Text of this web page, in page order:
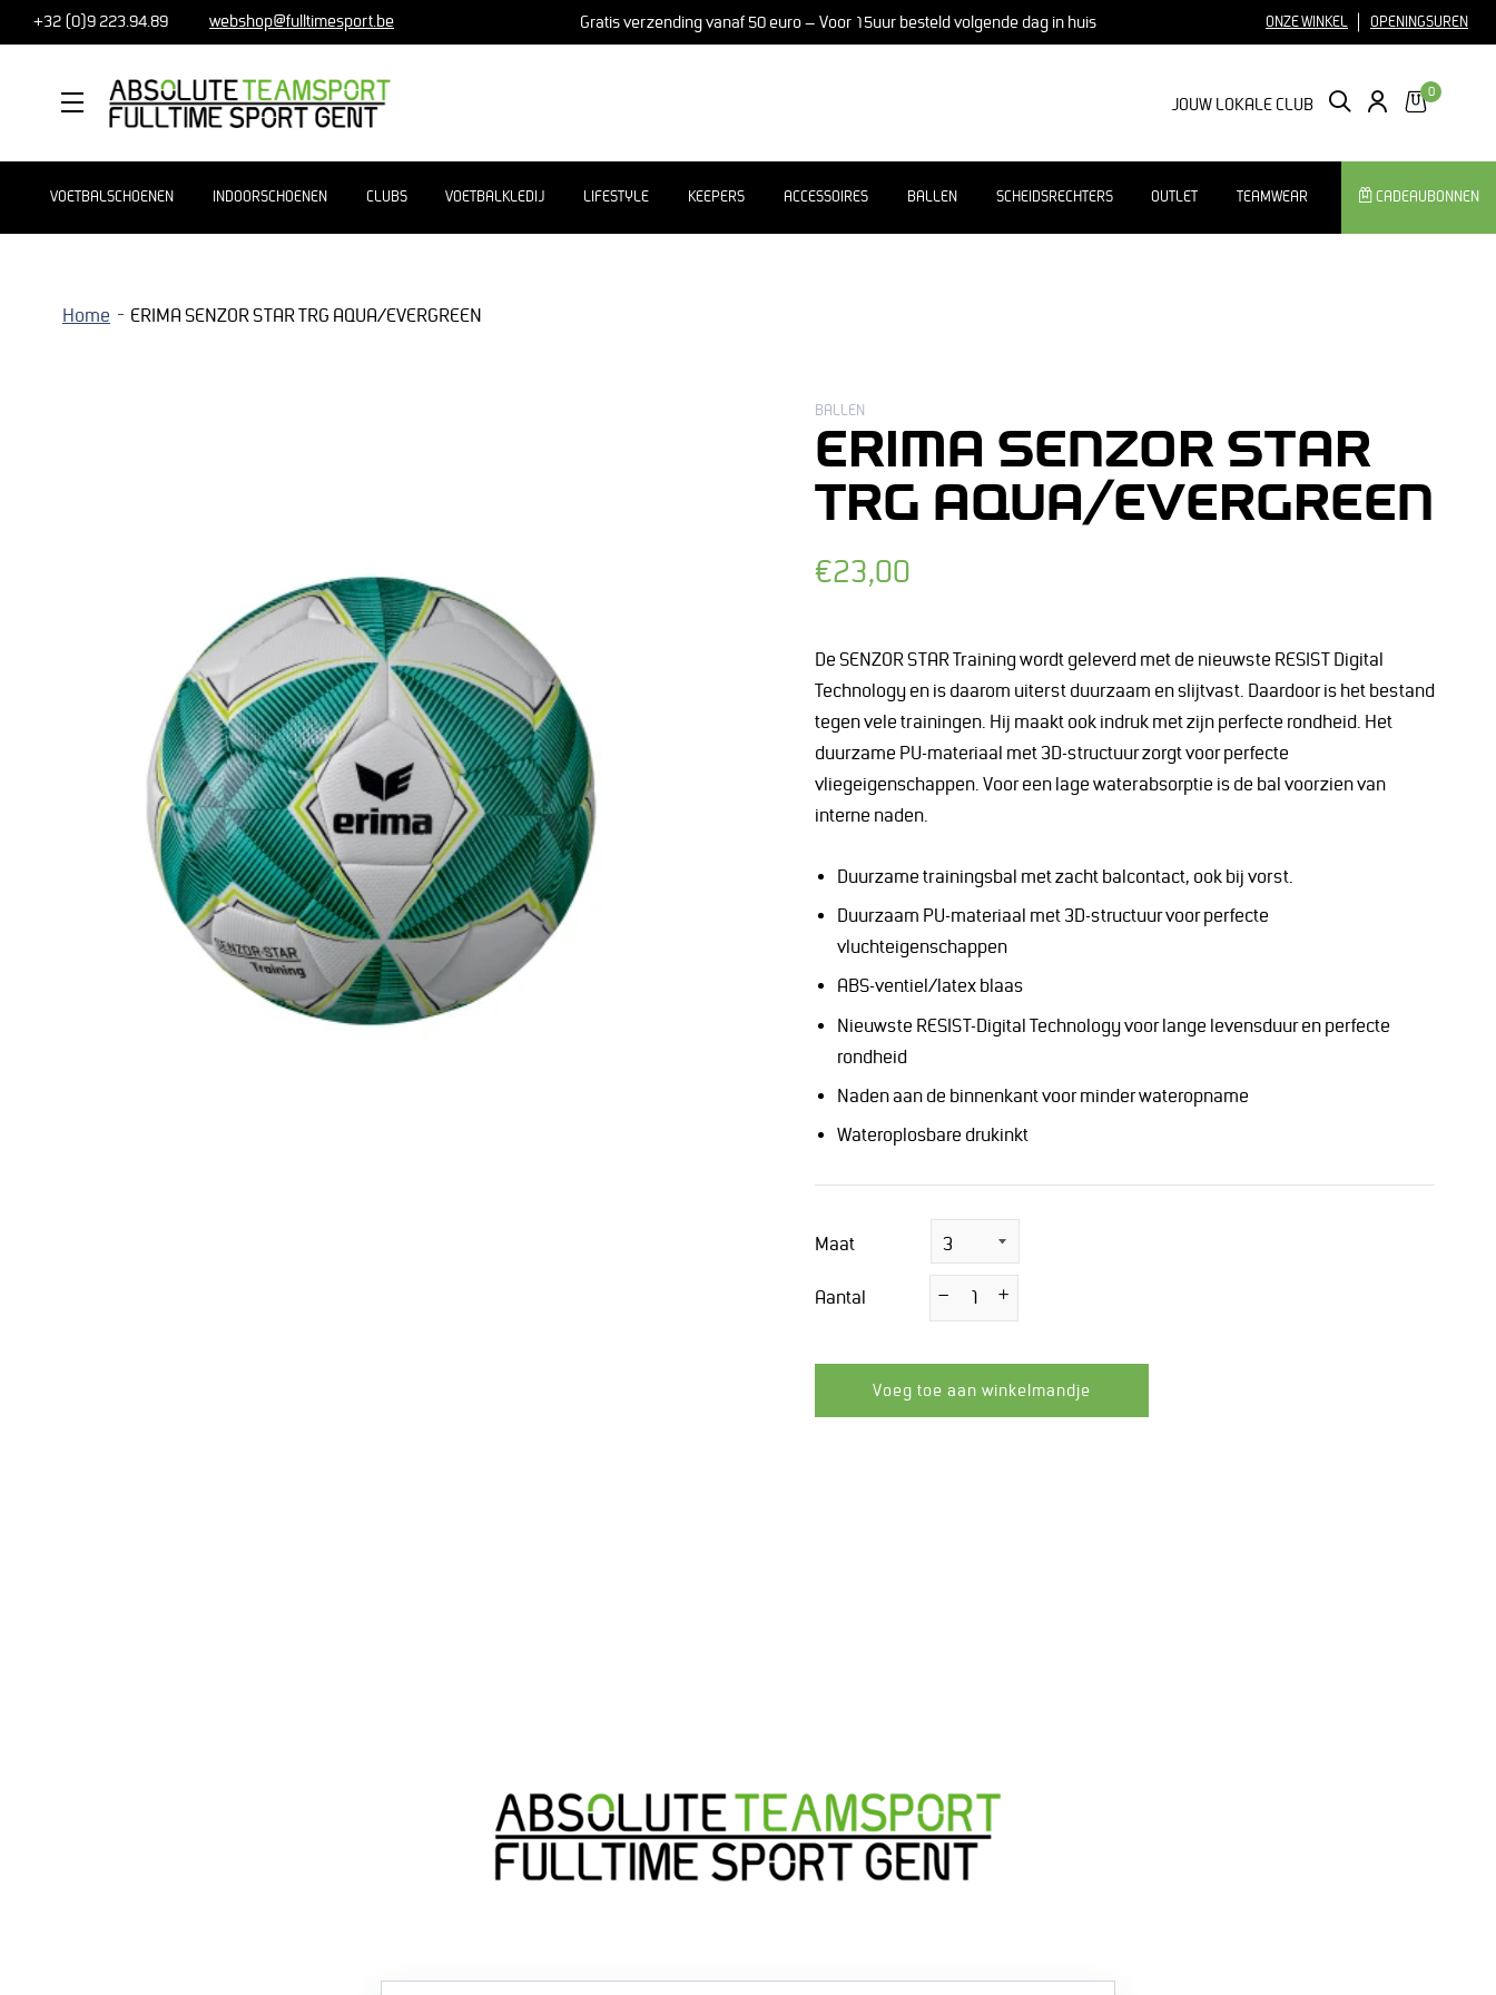
+32 (0)9 223.94.89 webshop@fulltimesport.be Gratis verzending vanaf 50 euro – Voor 15uur besteld volgende dag in huis ONZE WINKEL OPENINGSUREN
MENU
JOUW LOKALE CLUB ZOEKEN LOGIN
0
VOETBALSCHOENEN INDOORSCHOENEN CLUBS VOETBALKLEDIJ LIFESTYLE KEEPERS ACCESSOIRES BALLEN SCHEIDSRECHTERS OUTLET TEAMWEAR CADEAUBONNEN
Home ERIMA SENZOR STAR TRG AQUA/EVERGREEN
BALLEN
ERIMA SENZOR STAR
TRG AQUA/EVERGREEN
Normale
€23,00
De SENZOR STAR Training wordt geleverd met de nieuwste RESIST Digital
Technology en is daarom uiterst duurzaam en slijtvast. Daardoor is het bestand
tegen vele trainingen. Hij maakt ook indruk met zijn perfecte rondheid. Het
duurzame PU-materiaal met 3D-structuur zorgt voor perfecte
vliegeigenschappen. Voor een lage waterabsorptie is de bal voorzien van
interne naden.
Duurzame trainingsbal met zacht balcontact, ook bij vorst.
Duurzaam PU-materiaal met 3D-structuur voor perfecte
vluchteigenschappen
ABS-ventiel/latex blaas
Nieuwste RESIST-Digital Technology voor lange levensduur en perfecte
rondheid
Naden aan de binnenkant voor minder wateropname
Wateroplosbare drukinkt
Maat
Aantal
met
met
Voeg toe aan winkelmandje